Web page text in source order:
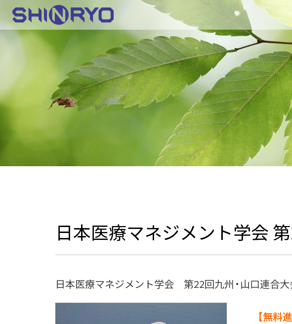
日本医療マネジメント学会 第
日本医療マネジメント学会 第22回九州・山口連合
【無料